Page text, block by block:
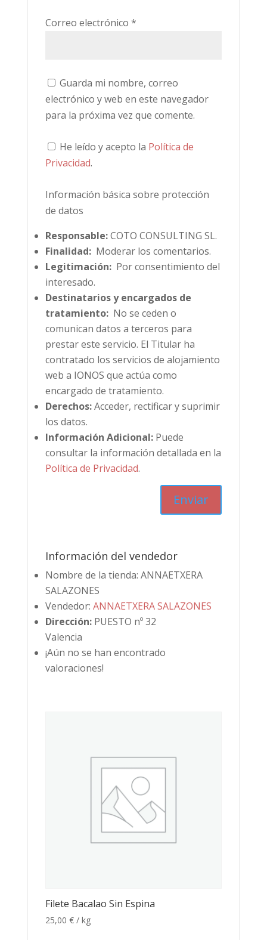
Correo electrónico *
Guarda mi nombre, correo
electrónico y web en este navegador
para la próxima vez que comente.
He leído y acepto la Política de
Privacidad.
Información básica sobre protección
de datos
Responsable:COTO CONSULTING SL.
Finalidad:Moderar los comentarios.
Legitimación:Por consentimiento del
interesado.
Destinatarios y encargados de
tratamiento:No se ceden o
comunican datos a terceros para
prestar este servicio. El Titular ha
contratado los servicios de alojamiento
web a IONOS que actúa como
encargado de tratamiento.
Derechos:Acceder, rectificar y suprimir
los datos.
Información Adicional:Puede
consultar la información detallada en la
Política de Privacidad.
Información del vendedor
Nombre de la tienda: ANNAETXERA
SALAZONES
Vendedor: ANNAETXERA SALAZONES
Dirección: PUESTO nº 32
Valencia
¡Aún no se han encontrado
valoraciones!
Filete Bacalao Sin Espina
25,00 € / kg